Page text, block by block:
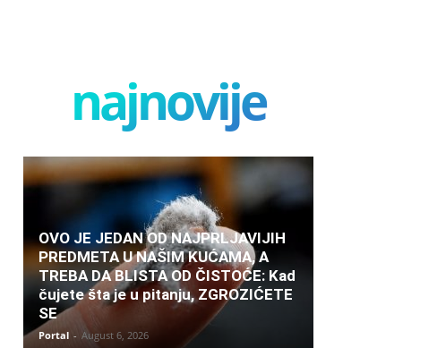
najnovije
OVO JE JEDAN OD NAJPRLJAVIJIH
PREDMETA U NAŠIM KUĆAMA, A
TREBA DA BLISTA OD ČISTOĆE: Kad
čujete šta je u pitanju, ZGROZIĆETE
SE
Portal - August 6, 2026